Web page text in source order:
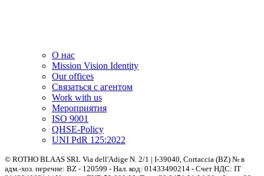
О нас
Mission Vision Identity
Our offices
Связаться с агентом
Work with us
Мероприятия
ISO 9001
QHSE-Policy
UNI PdR 125:2022
© ROTHO BLAAS SRL Via dell'Adige N. 2/1 | I-39040, Cortaccia (BZ) № в
адм.-хоз. перечне: BZ - 120599 - Нал. код: 01433490214 - Счет НДС: IT